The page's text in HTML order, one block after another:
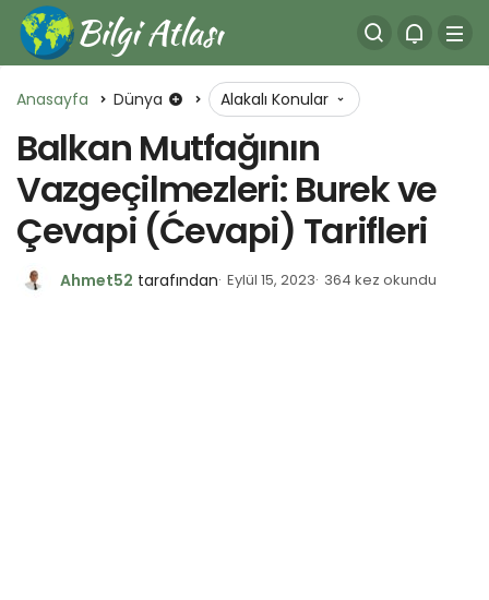
Anasayfa Dünya Alakalı Konular
Balkan Mutfağının
Vazgeçilmezleri: Burek ve
Çevapi (Ćevapi) Tarifleri
Ahmet52 tarafından Eylül 15, 2023 364 kez okundu